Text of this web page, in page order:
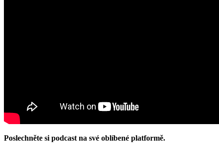
Poslechněte si podcast na své oblíbené platformě.